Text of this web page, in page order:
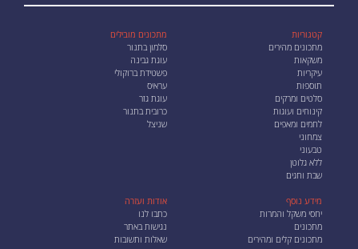
קטגוריות
מתכונים מהירים
משקאות
עיקריות
תוספות
סלטים ומרקים
קינוחים ועוגות
לחמים ומאפים
צמחוני
טבעוני
ללא גלוטן
שבת וחגים
מתכונים מובילים
סלמון בתנור
עוגת גבינה
פשטידת ברוקולי
עראיס
עוגת גזר
כרובית בתנור
שניצל
מידע נוסף
יחסי משקל והמרות
מתכונים
מתכונים קלים ומהירים
אודות ועזרה
כתבו לנו
נגישות באתר
שאלות ותשובות